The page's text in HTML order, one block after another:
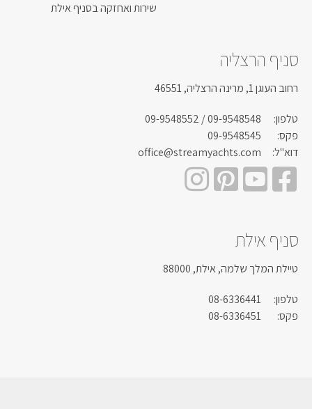
שירות ואחזקה בסניף אילת
סניף הרצליה
רחוב העוגן 1, מרינה הרצליה, 46551
טלפון: 09-9548548
/ 09-9548552
פקס:
09-9548545
דוא"ל:
office@streamyachts.com
סניף אילת
טיילת המלך שלמה, אילת, 88000
טלפון:
08-6336441
פקס:
08-6336451